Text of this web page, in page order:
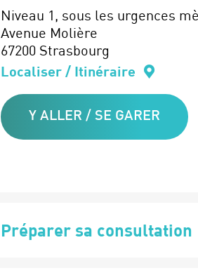
Niveau 1, sous les urgences
Avenue Molière
67200 Strasbourg
Localiser / Itinéraire
Y ALLER / SE GARER
Préparer sa consultation